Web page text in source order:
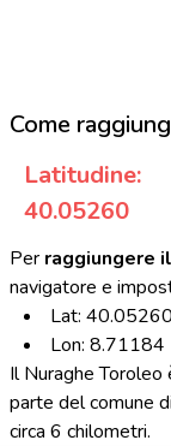
Come
Latitudine:
40.05260
Per raggiungere
navigatore e
Lat: 40.05260
Lon: 8.71184
Il Nuraghe Toroleo
parte del comune
circa 6 chilometri.